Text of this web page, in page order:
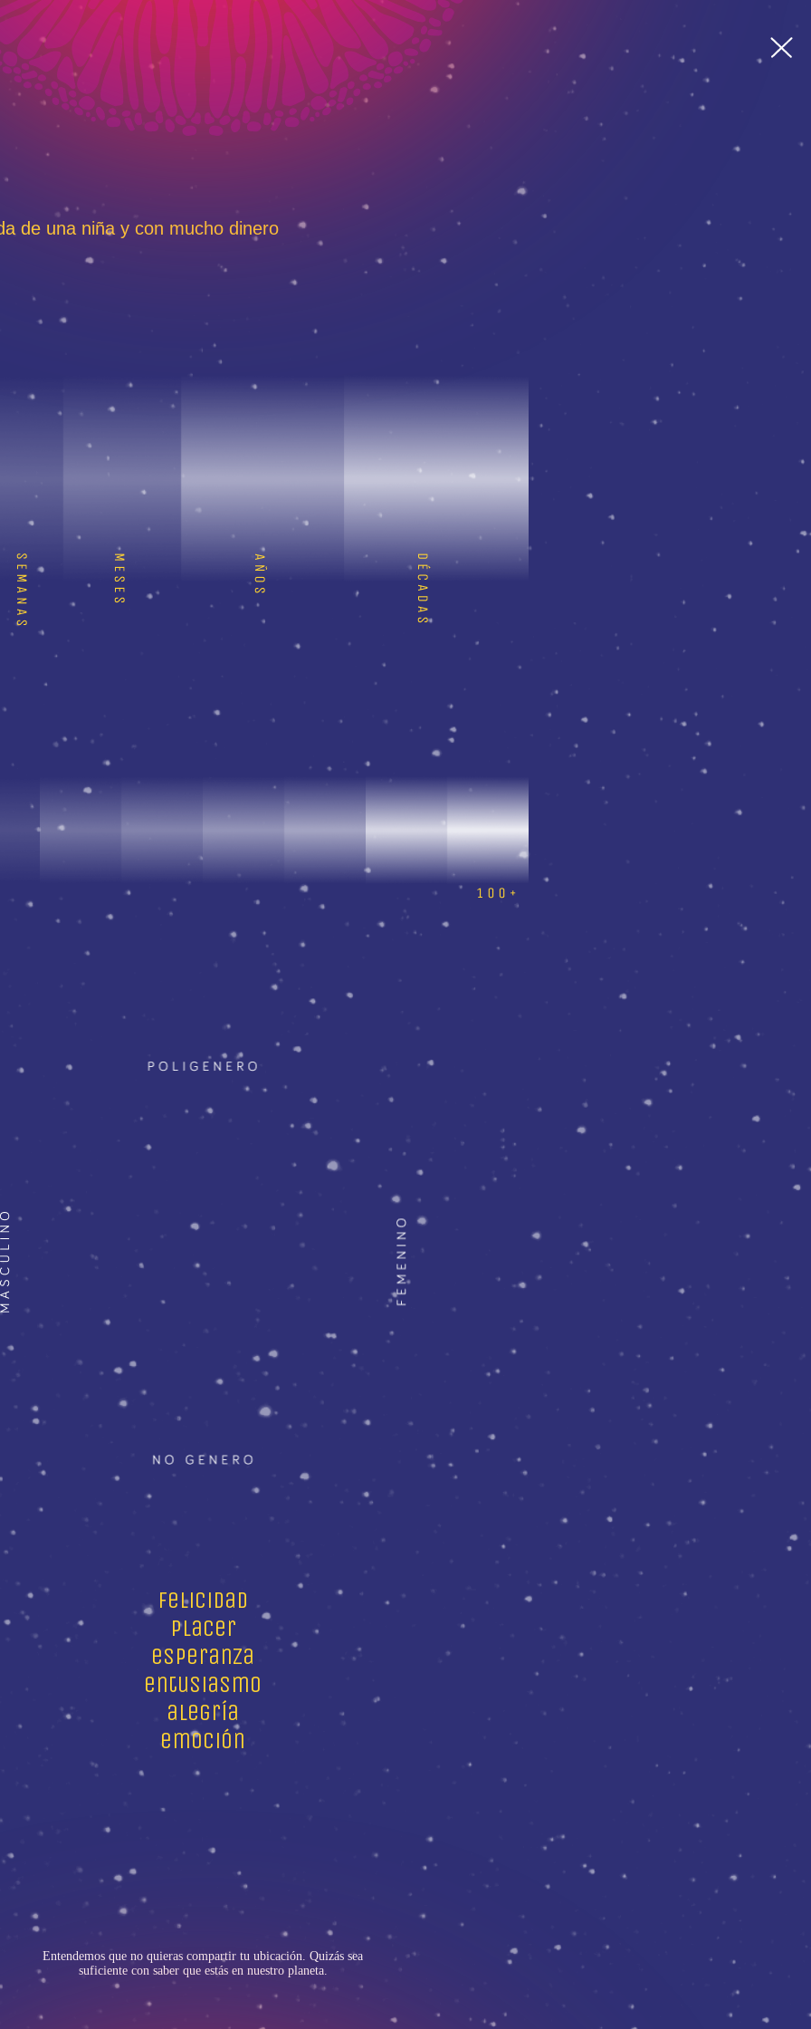
de una niña y con mucho dinero
felicidad
placer
esperanza
entusiasmo
alegría
emoción
Entendemos que no quieras compartir tu ubicación. Quizás sea
suficiente con saber que estás en nuestro planeta.